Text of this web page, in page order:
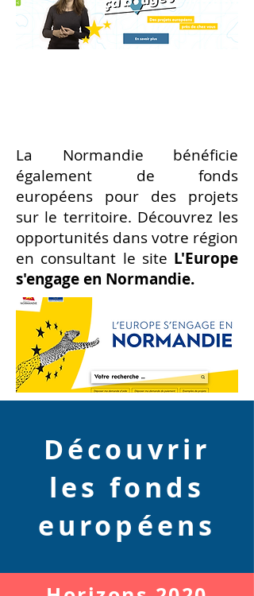
La Normandie bénéficie
également de fonds
européens pour des projets
sur le territoire. Découvrez les
opportunités dans votre région
en consultant le site L'Europe
s'engage en Normandie.
Découvrir
les fonds
européens